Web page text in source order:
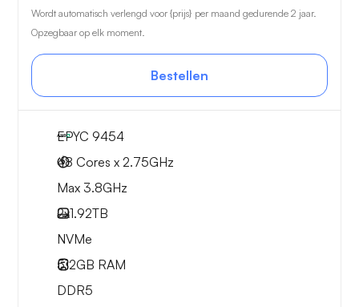
Wordt automatisch verlengd voor {prijs} per maand gedurende 2 jaar.
Opzegbaar op elk moment.
Bestellen
EPYC 9454
48 Cores x 2.75GHz
Max 3.8GHz
2x1.92TB
NVMe
512GB RAM
DDR5